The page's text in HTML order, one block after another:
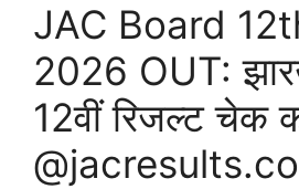
JAC Board
2026 OUT:
12वीं रिजल्ट चेक